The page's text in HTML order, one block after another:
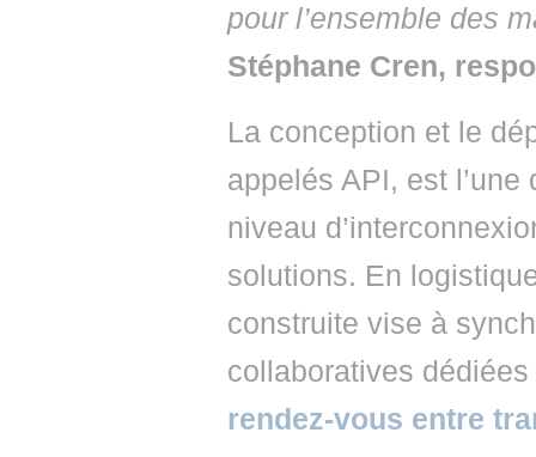
pour l’ensemble des
Stéphane Cren,
La conception et le
appelés API, est
niveau
solutions. En
construite vise à
collaboratives
rendez-vous entre